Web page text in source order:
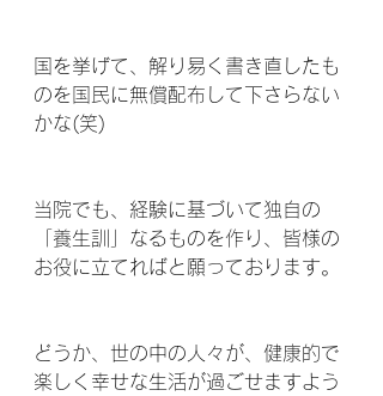
国を挙げて、解り易く書き直したも
のを国民に無償配布して下さらない
かな(笑)
当院でも、経験に基づいて独自の
「養生訓」なるものを作り、皆様の
お役に立てればと願っております。
どうか、世の中の人々が、健康的で
楽しく幸せな生活が過ごせますよう